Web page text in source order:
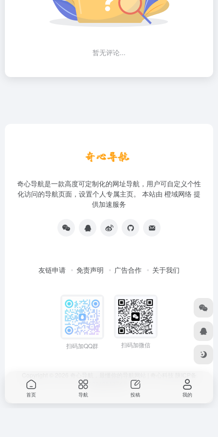
暂无评论...
奇心导航是一款高度可定制化的网址导航，用户可自定义个性
化访问的导航页面，设置个人专属主页。 本站由 橙域网络 提
供加速服务
友链申请 免责声明 广告合作 关于我们
扫码加QQ群 扫码加微信
首页 导航 投稿 我的